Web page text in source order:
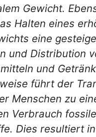
Gewicht.
Halten eines
eine
und Distribution
und
führt der
Menschen zu
Verbrauch
Dies resultiert in